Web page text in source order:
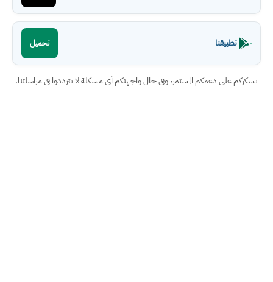
تطبيقنا تحميل
نشكركم على دعمكم المستمر، وفي حال واجهتكم أي مشكلة لا تترددوا في مراسلتنا.